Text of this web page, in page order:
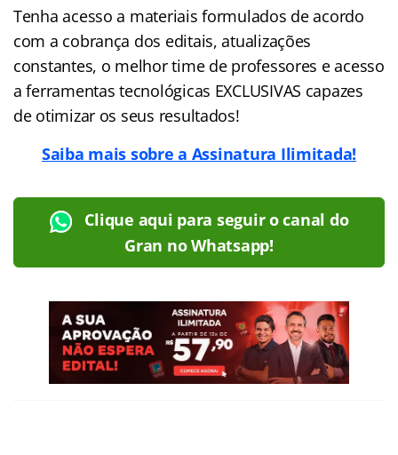
Tenha acesso a materiais formulados de acordo
com a cobrança dos editais, atualizações
constantes, o melhor time de professores e acesso
a ferramentas tecnológicas EXCLUSIVAS capazes
de otimizar os seus resultados!
Saiba mais sobre a Assinatura Ilimitada!
Clique aqui para seguir o canal do
Gran no Whatsapp!